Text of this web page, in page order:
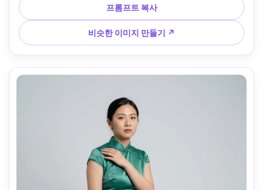
러치를 매치하고, 세련된 호텔 복도에 배치되어 있으며, 따뜻
한 텅스텐 실용적인 조명, 85mm 렌즈 f/1.8, 허리부터 허벅지
중간까지 프레임, 편집 색상 등급, 사실적인 피부 질감과 자연
스러운 그림자, 제 얼굴과 헤어스타일을 변경하지 않고 유지하
세요 --ar 4:5
프롬프트 복사
비슷한 이미지 만들기 ↗